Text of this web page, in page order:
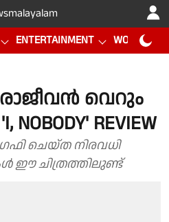
ENTERTAINMENT WORLD CUP
വെറും
REVIEW
ചെയ്ത നിരവധി
ഈ ചിത്രത്തിലുണ്ട്